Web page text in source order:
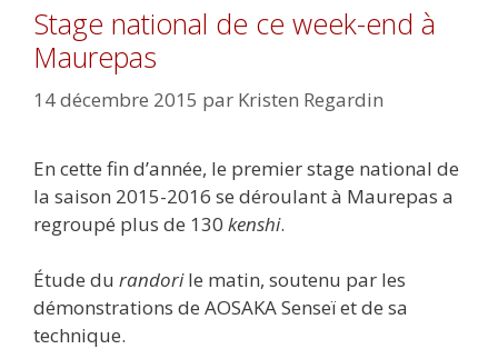
Stage national de ce week-end à
Maurepas
14 décembre 2015 par Kristen Regardin
En cette fin d’année, le premier stage national de
la saison 2015-2016 se déroulant à Maurepas a
regroupé plus de 130 kenshi.
Étude du randorile matin, soutenu par les
démonstrations de AOSAKA Senseï et de sa
technique.